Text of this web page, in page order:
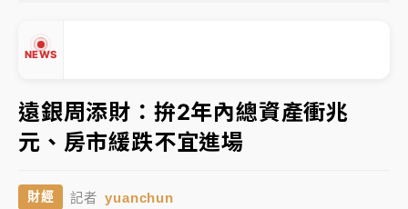
NEWS
「白海豚」雨炸新北！通報109件災情 侯友宜揭這類災
損最多
白海豚挾豪雨狂炸新北！時雨量破百毫米 水塔、雨棚
砸落毀車
遠銀周添財：拚2年內總資產衝兆
元、房市緩跌不宜進場
財經 記者 yuanchun